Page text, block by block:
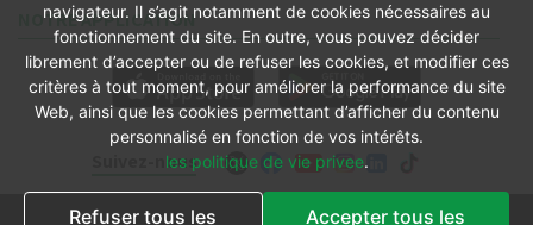
Suivez-nous
NOTRE APPLICATION
navigateur. Il s’agit notamment de cookies nécessaires au
fonctionnement du site. En outre, vous pouvez décider
librement d’accepter ou de refuser les cookies, et modifier ces
critères à tout moment, pour améliorer la performance du site
Web, ainsi que les cookies permettant d’afficher du contenu
personnalisé en fonction de vos intérêts.
les politique de vie privee.
Refuser tous les Accepter tous les